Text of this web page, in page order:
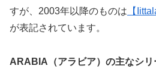
すが、2003年以降のものは 【
が表記されています。
ARABIA（アラビア）の主なシリ